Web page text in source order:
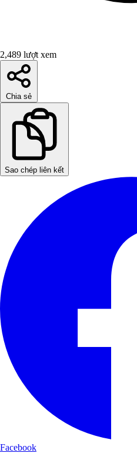
2,489 lượt xem
Chia sẻ
Sao chép liên kết
Facebook